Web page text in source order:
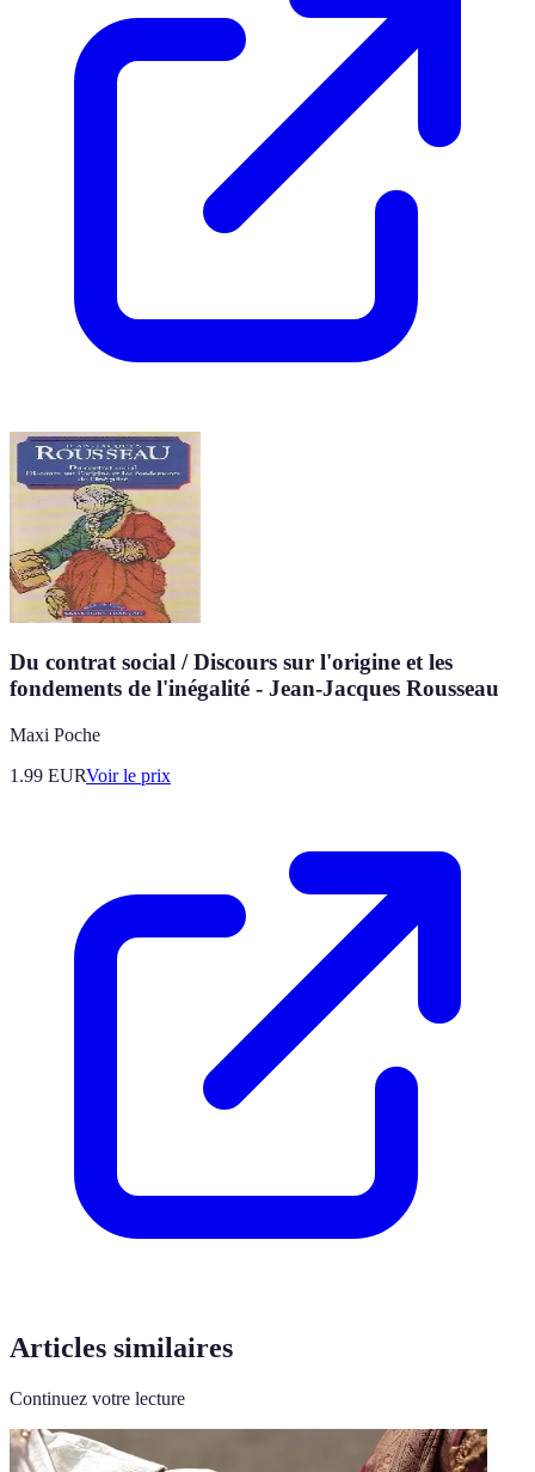
Du contrat social / Discours sur l'origine et les
fondements de l'inégalité - Jean-Jacques Rousseau
Maxi Poche
1.99 EURVoir le prix
Articles similaires
Continuez votre lecture